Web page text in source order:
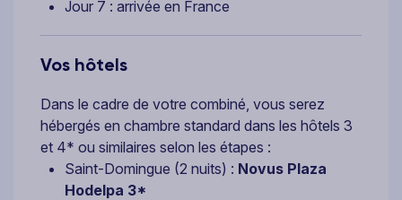
Jour 7 : arrivée en France
Vos hôtels
Dans le cadre de votre combiné, vous serez
hébergés en chambre standard dans les hôtels 3
et 4* ou similaires selon les étapes :
Saint-Domingue (2 nuits) : Novus Plaza
Hodelpa 3*